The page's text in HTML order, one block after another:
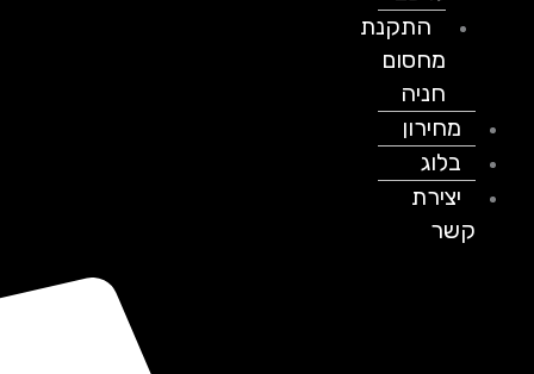
התקנת
מחסום
חניה
מחירון
בלוג
יצירת
קשר